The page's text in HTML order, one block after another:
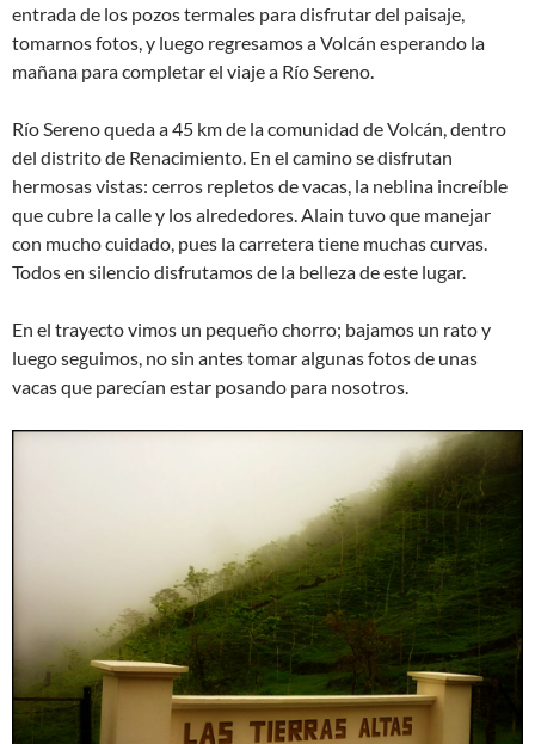
entrada de los pozos termales para disfrutar del paisaje,
tomarnos fotos, y luego regresamos a Volcán esperando la
mañana para completar el viaje a Río Sereno.
Río Sereno queda a 45 km de la comunidad de Volcán, dentro
del distrito de Renacimiento. En el camino se disfrutan
hermosas vistas: cerros repletos de vacas, la neblina increíble
que cubre la calle y los alrededores. Alain tuvo que manejar
con mucho cuidado, pues la carretera tiene muchas curvas.
Todos en silencio disfrutamos de la belleza de este lugar.
En el trayecto vimos un pequeño chorro; bajamos un rato y
luego seguimos, no sin antes tomar algunas fotos de unas
vacas que parecían estar posando para nosotros.